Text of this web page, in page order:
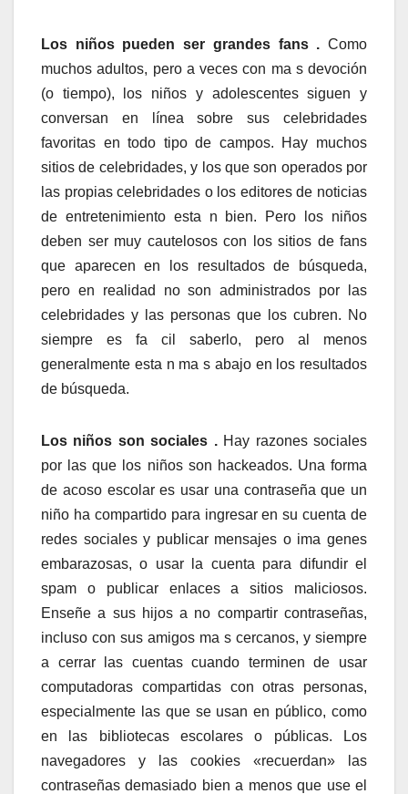
Los niños pueden ser grandes fans . Como
muchos adultos, pero a veces con ma s devoción
(o tiempo), los niños y adolescentes siguen y
conversan en línea sobre sus celebridades
favoritas en todo tipo de campos. Hay muchos
sitios de celebridades, y los que son operados por
las propias celebridades o los editores de noticias
de entretenimiento esta n bien. Pero los niños
deben ser muy cautelosos con los sitios de fans
que aparecen en los resultados de búsqueda,
pero en realidad no son administrados por las
celebridades y las personas que los cubren. No
siempre es fa cil saberlo, pero al menos
generalmente esta n ma s abajo en los resultados
de búsqueda.
Los niños son sociales .Hay razones sociales
por las que los niños son hackeados. Una forma
de acoso escolar es usar una contraseña que un
niño ha compartido para ingresar en su cuenta de
redes sociales y publicar mensajes o ima genes
embarazosas, o usar la cuenta para difundir el
spam o publicar enlaces a sitios maliciosos.
Enseñe a sus hijos a no compartir contraseñas,
incluso con sus amigos ma s cercanos, y siempre
a cerrar las cuentas cuando terminen de usar
computadoras compartidas con otras personas,
especialmente las que se usan en público, como
en las bibliotecas escolares o públicas. Los
navegadores y las cookies «recuerdan» las
contraseñas demasiado bien a menos que use el